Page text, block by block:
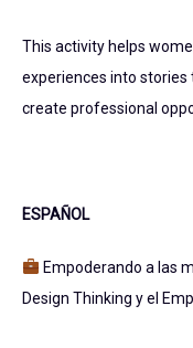
This activity helps
experiences into stories
create professional
ESPAÑOL
Empoderando a las
Design Thinking y el